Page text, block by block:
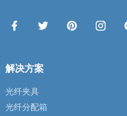
解决方案
光纤夹具
光纤分配箱